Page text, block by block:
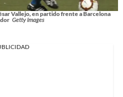
Vallejo, en partido frente a Barcelona
Getty Images